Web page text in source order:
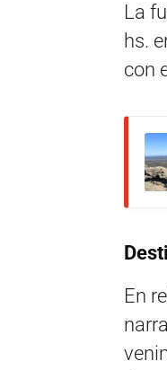
La
hs.
con
En